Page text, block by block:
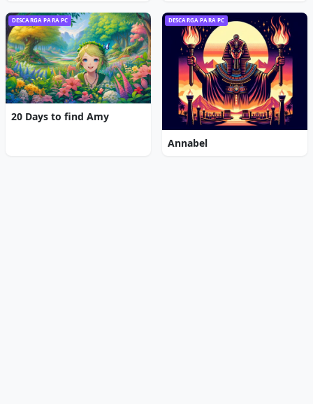
DESCARGA PARA PC
20 Days to find Amy
DESCARGA PARA PC
Annabel